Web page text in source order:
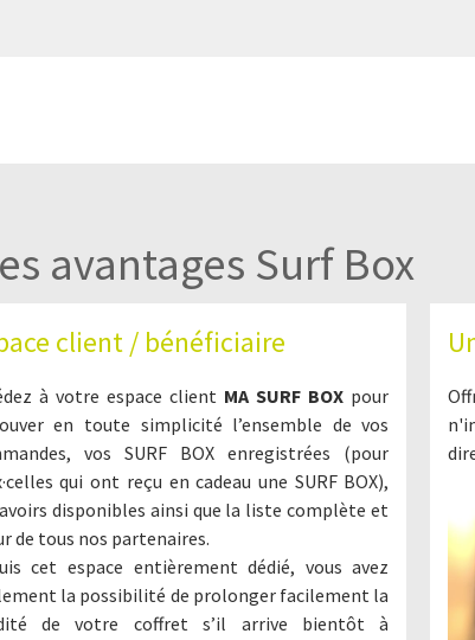
avantages Surf Box
client / bénéficiaire
à votre espace client MA SURF BOX pour
en toute simplicité l’ensemble de vos
vos SURF BOX enregistrées (pour
qui ont reçu en cadeau une SURF BOX),
disponibles ainsi que la liste complète et
de tous nos partenaires.
cet espace entièrement dédié, vous avez
la possibilité de prolonger facilement la
de votre coffret s’il arrive bientôt à